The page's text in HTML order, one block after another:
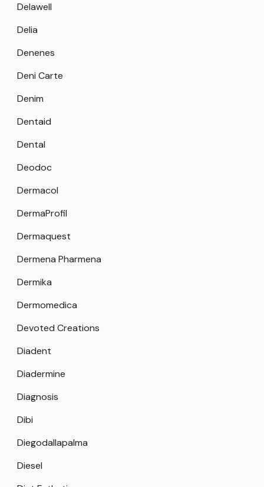
Delawell
Delia
Denenes
Deni Carte
Denim
Dentaid
Dental
Deodoc
Dermacol
DermaProfil
Dermaquest
Dermena Pharmena
Dermika
Dermomedica
Devoted Creations
Diadent
Diadermine
Diagnosis
Dibi
Diegodallapalma
Diesel